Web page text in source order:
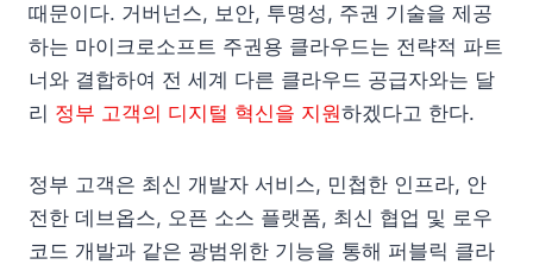
때문이다. 거버넌스, 보안, 투명성, 주권 기술을 제공
하는 마이크로소프트 주권용 클라우드는 전략적 파트
너와 결합하여 전 세계 다른 클라우드 공급자와는 달
리 정부 고객의 디지털 혁신을 지원하겠다고 한다.
정부 고객은 최신 개발자 서비스, 민첩한 인프라, 안
전한 데브옵스, 오픈 소스 플랫폼, 최신 협업 및 로우
코드 개발과 같은 광범위한 기능을 통해 퍼블릭 클라